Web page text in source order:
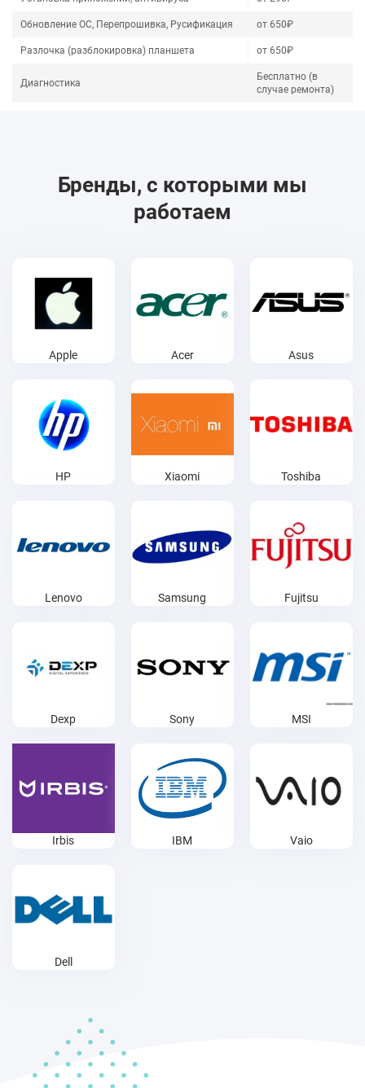
Обновление ОС, Перепрошивка, Русификация от 650₽
Разлочка (разблокировка) планшета от 650₽
Диагностика
Бесплатно (в
случае ремонта)
Бренды, с которыми мы
работаем
Apple Acer Asus
HP Xiaomi Toshiba
Lenovo Samsung Fujitsu
Dexp Sony MSI
Irbis IBM Vaio
Dell